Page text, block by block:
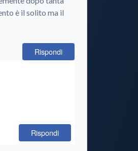
è il solito ma il
Rispondi
Rispondi